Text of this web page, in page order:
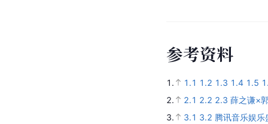
参考资料
1. 1.1 1.2 1.3 1.4 1.5
2.
2.1 2.2 2.3 薛之谦×
3.
3.1 3.2 腾讯音乐娱乐